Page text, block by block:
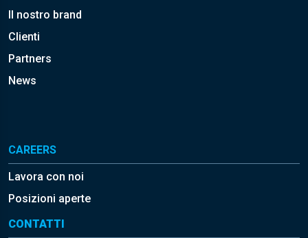
Il nostro brand
Clienti
Partners
News
CAREERS
Lavora con noi
Posizioni aperte
CONTATTI